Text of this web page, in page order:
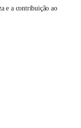
e a contribuição ao